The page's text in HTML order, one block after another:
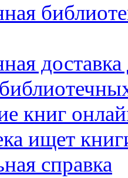
книг
ищет
справка